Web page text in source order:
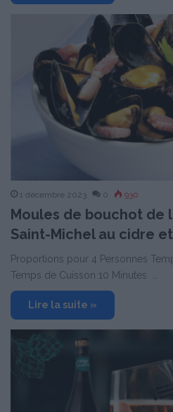
1 décembre 2023 0 930
Moules de bouchot de
Saint-Michel au cidre
Proportions pour 4 Personnes
Temps de Cuisson 10 Minutes …
Lire la suite »